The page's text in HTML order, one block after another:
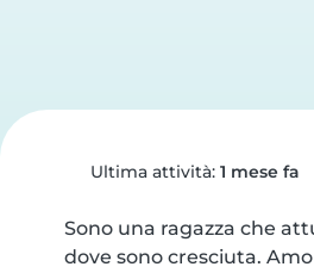
Ultima attività: 1 mese fa
Sono una ragazza che
dove sono cresciuta.